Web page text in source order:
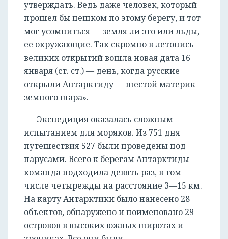
утверждать. Ведь даже человек, который
прошел бы пешком по этому берегу, и тот
мог усомниться — земля ли это или льды,
ее окружающие. Так скромно в летопись
великих открытий вошла новая дата 16
января (ст. ст.) — день, когда русские
открыли Антарктиду — шестой материк
земного шара».
Экспедиция оказалась сложным
испытанием для моряков. Из 751 дня
путешествия 527 были проведены под
парусами. Всего к берегам Антарктиды
команда подходила девять раз, в том
числе четырежды на расстояние 3—15 км.
На карту Антарктики было нанесено 28
объектов, обнаружено и поименовано 29
островов в высоких южных широтах и